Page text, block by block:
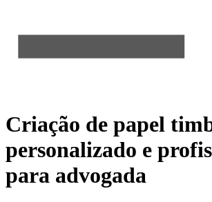
Criação de papel
personalizado e
para advogada